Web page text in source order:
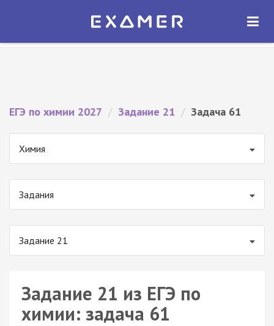
Экзамер — ЕГЭ 2027
ОТКРЫТЬ
ЕГЭ по химии 2027 / Задание 21 / Задача 61
Химия
Задания
Задание 21
Задание 21 из ЕГЭ по
химии: задача 61